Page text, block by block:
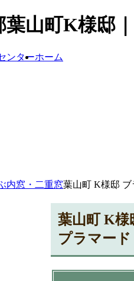
葉山町K様邸
ホーム
内窓・二重窓葉山町 K様邸
葉山町 K様
プラマード